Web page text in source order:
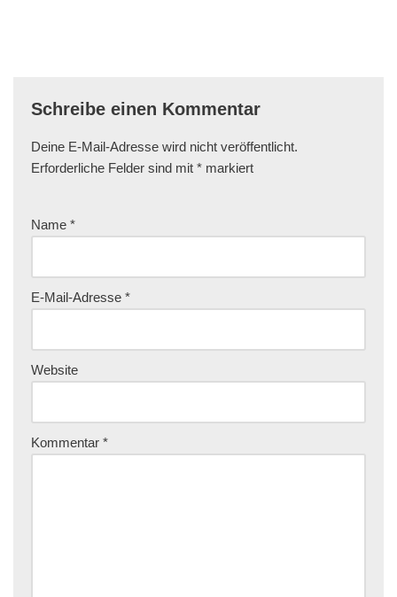
Schreibe einen Kommentar
Deine E-Mail-Adresse wird nicht veröffentlicht.
Erforderliche Felder sind mit * markiert
Name *
E-Mail-Adresse *
Website
Kommentar *